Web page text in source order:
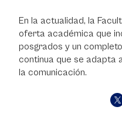
En la actualidad, la
oferta académica que
posgrados y un
continua que se adapta
la comunicación.